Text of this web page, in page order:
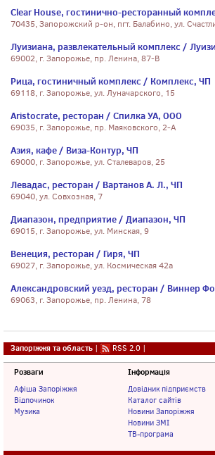
Clear House, гостинично-ресторанный
70435, Запорожский р-он, пгт. Балабино, ул.
Луизиана, развлекательный комплекс /
69002, г. Запорожье, пр. Ленина, 87-В
Рица, гостиничный комплекс / Комплекс, ЧП
69118, г. Запорожье, ул. Луначарского, 15
Aristocrate, ресторан / Спилка УА, ООО
69035, г. Запорожье, пр. Маяковского, 2-А
Азия, кафе / Виза-Контур, ЧП
69000, г. Запорожье, ул. Сталеваров, 25
Левадас, ресторан / Вартанов А. Л., ЧП
69040, ул. Совхозная, 7
Диапазон, предприятие / Диапазон, ЧП
69015, г. Запорожье, ул. Минская, 9
Венеция, ресторан / Гиря, ЧП
69027, г. Запорожье, ул. Космическая 42а
Александровский уезд, ресторан / Виннер
69063, г. Запорожье, пр. Ленина, 78
Запоріжжя та область | RSS 2.0 |
Розваги
Афіша Запоріжжя
Відпочинок
Музика
Інформація
Довідник підприємств
Каталог сайтів
Новини Запоріжжя
Новини ЗМІ
ТВ-програма